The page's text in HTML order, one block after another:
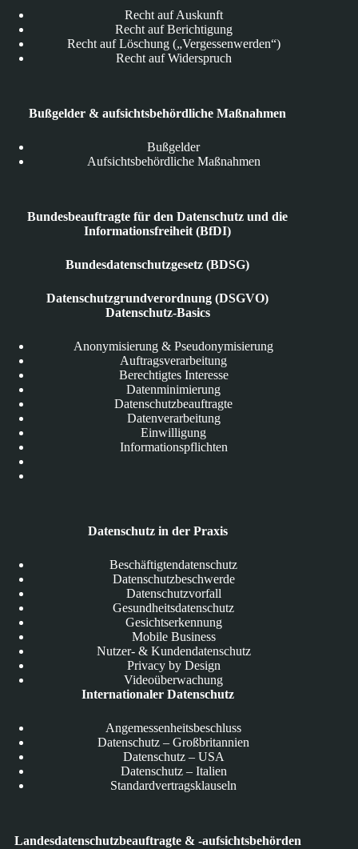
Recht auf Auskunft
Recht auf Berichtigung
Recht auf Löschung („Vergessenwerden“)
Recht auf Widerspruch
Bußgelder & aufsichtsbehördliche Maßnahmen
Bußgelder
Aufsichtsbehördliche Maßnahmen
Bundesbeauftragte für den Datenschutz und die
Informationsfreiheit (BfDI)
Bundesdatenschutzgesetz (BDSG)
Datenschutzgrundverordnung (DSGVO)
Datenschutz-Basics
Anonymisierung & Pseudonymisierung
Auftragsverarbeitung
Berechtigtes Interesse
Datenminimierung
Datenschutzbeauftragte
Datenverarbeitung
Einwilligung
Informationspflichten
Datenschutz in der Praxis
Beschäftigtendatenschutz
Datenschutzbeschwerde
Datenschutzvorfall
Gesundheitsdatenschutz
Gesichtserkennung
Mobile Business
Nutzer- & Kundendatenschutz
Privacy by Design
Videoüberwachung
Internationaler Datenschutz
Angemessenheitsbeschluss
Datenschutz – Großbritannien
Datenschutz – USA
Datenschutz – Italien
Standardvertragsklauseln
Landesdatenschutzbeauftragte & -aufsichtsbehörden